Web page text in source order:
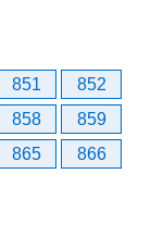
851
852
858
859
865
866